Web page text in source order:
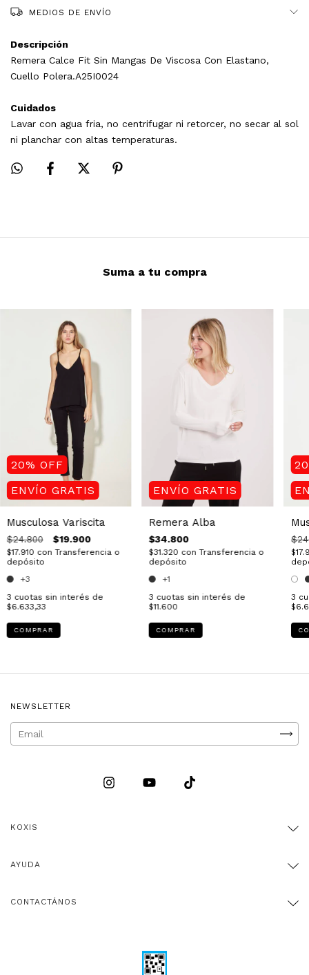
MEDIOS DE ENVÍO
Descripción
Remera Calce Fit Sin Mangas De Viscosa Con Elastano,
Cuello Polera.A25I0024
Cuidados
Lavar con agua fria, no centrifugar ni retorcer, no secar al sol
ni planchar con altas temperaturas.
Suma a tu compra
20% OFF
ENVÍO GRATIS
Musculosa Variscita
$24.800 $19.900
$17.910 con Transferencia o
depósito
+3
3 cuotas sin interés de
$6.633,33
COMPRAR
ENVÍO GRATIS
Remera Alba
$34.800
$31.320 con Transferencia o
depósito
+1
3 cuotas sin interés de
$11.600
COMPRAR
20
3
NEWSLETTER
KOXIS
AYUDA
CONTACTÁNOS